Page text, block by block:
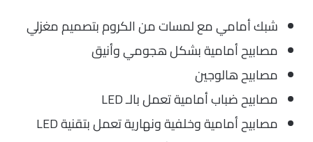
شبك أمامي مع لمسات من الكروم بتصميم مغزلي
مصابيح أمامية بشكل هجومي وأنيق
مصابيح هالوجين
مصابيح ضباب أمامية تعمل بالـ LED
مصابيح أمامية وخلفية ونهارية تعمل بتقنية LED